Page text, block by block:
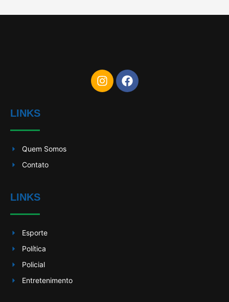
LINKS
Quem Somos
Contato
LINKS
Esporte
Política
Policial
Entretenimento